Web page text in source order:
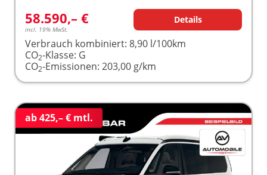
58.590,– €
incl. 19% MwSt.
Details
Verbrauch kombiniert: 8,90 l/100km
CO2-Klasse: G
CO2-Emissionen: 203,00 g/km
ab 425,– € mtl.